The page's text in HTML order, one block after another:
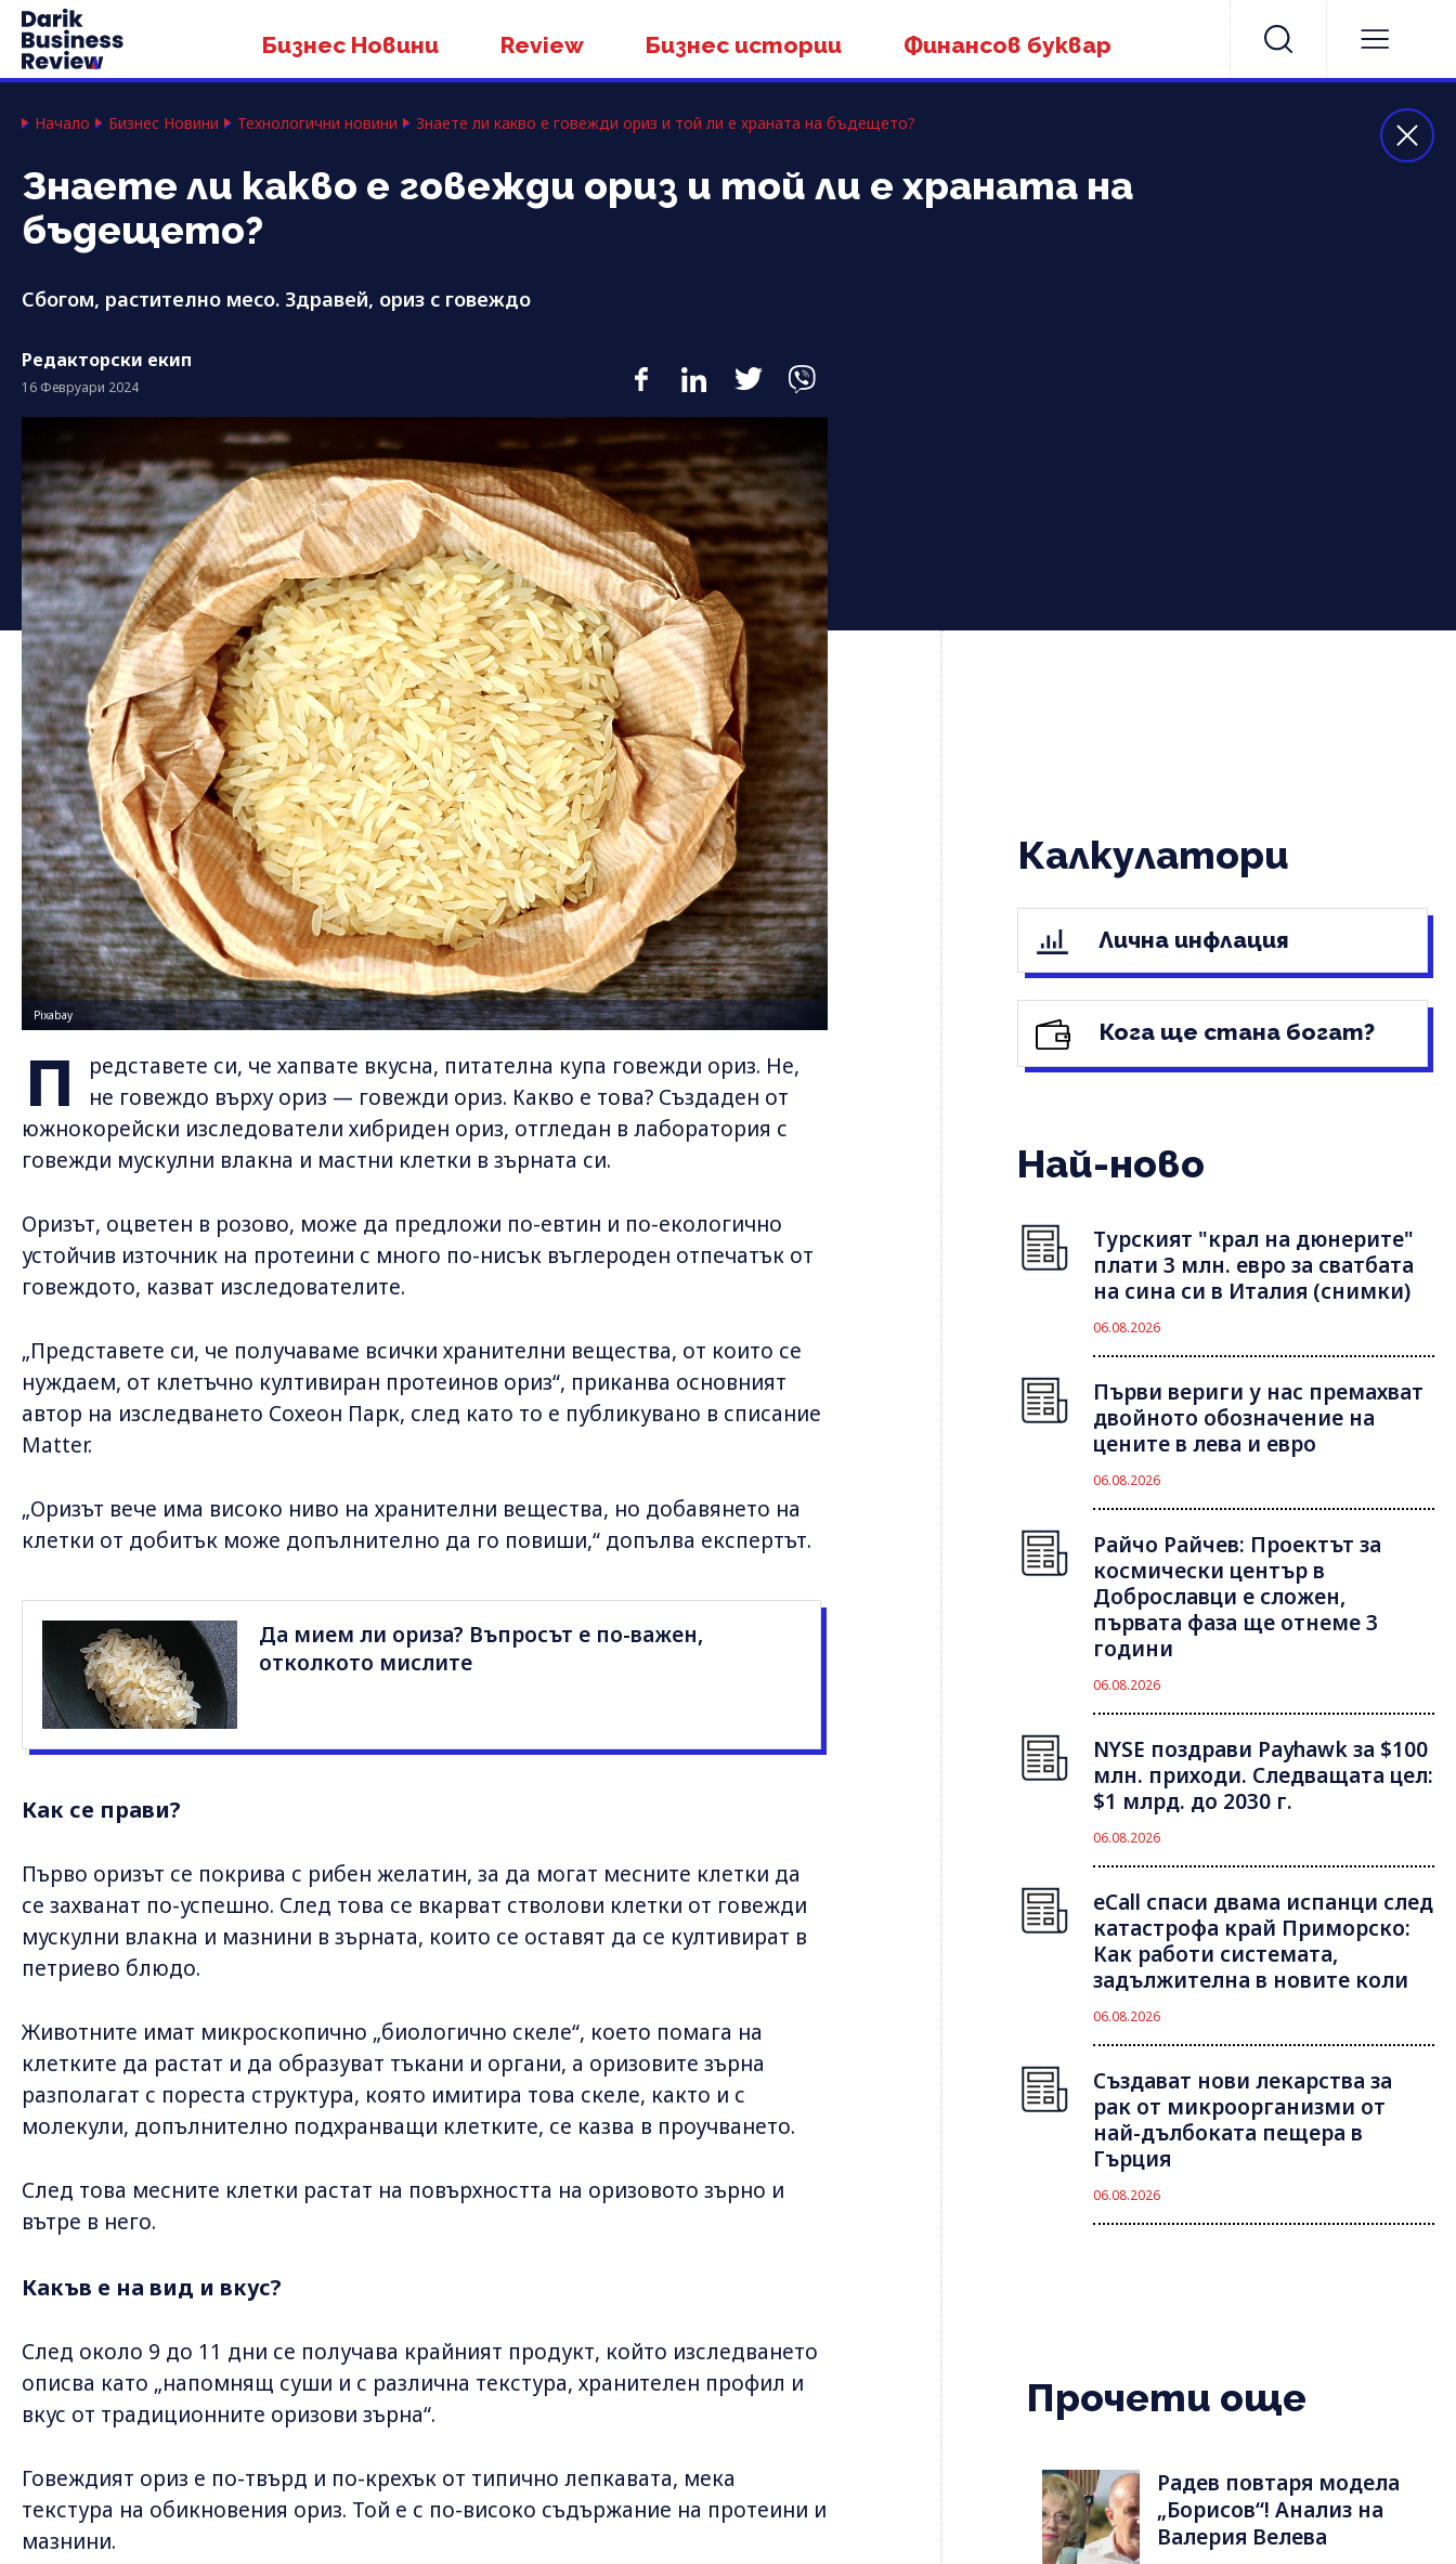
Бизнес Новини Review Бизнес истории Финансов буквар
Начало Бизнес Новини Технологични новини Знаете ли какво е говежди ориз и той ли е храната на бъдещето?
Знаете ли какво е говежди ориз и той ли е храната на
бъдещето?
Сбогом, растително месо. Здравей, ориз с говеждо
Редакторски екип
16 Февруари 2024
Pixabay
П
редставете си, че хапвате вкусна, питателна купа говежди ориз. Не,
не говеждо върху ориз — говежди ориз. Какво е това? Създаден от
южнокорейски изследователи хибриден ориз, отгледан в лаборатория с
говежди мускулни влакна и мастни клетки в зърната си.
Оризът, оцветен в розово, може да предложи по-евтин и по-екологично
устойчив източник на протеини с много по-нисък въглероден отпечатък от
говеждото, казват изследователите.
„Представете си, че получаваме всички хранителни вещества, от които се
нуждаем, от клетъчно култивиран протеинов ориз“, приканва основният
автор на изследването Сохеон Парк, след като то е публикувано в списание
Matter.
„Оризът вече има високо ниво на хранителни вещества, но добавянето на
клетки от добитък може допълнително да го повиши,“ допълва експертът.
Да мием ли ориза? Въпросът е по-важен,
отколкото мислите
Как се прави?
Първо оризът се покрива с рибен желатин, за да могат месните клетки да
се захванат по-успешно. След това се вкарват стволови клетки от говежди
мускулни влакна и мазнини в зърната, които се оставят да се култивират в
петриево блюдо.
Животните имат микроскопично „биологично скеле“, което помага на
клетките да растат и да образуват тъкани и органи, а оризовите зърна
разполагат с пореста структура, която имитира това скеле, както и с
молекули, допълнително подхранващи клетките, се казва в проучването.
След това месните клетки растат на повърхността на оризовото зърно и
вътре в него.
Какъв е на вид и вкус?
След около 9 до 11 дни се получава крайният продукт, който изследването
описва като „напомнящ суши и с различна текстура, хранителен профил и
вкус от традиционните оризови зърна“.
Говеждият ориз е по-твърд и по-крехък от типично лепкавата, мека
текстура на обикновения ориз. Той е с по-високо съдържание на протеини и
мазнини.
Калкулатори
Лична инфлация
Кога ще стана богат?
Най-ново
Турският "крал на дюнерите"
плати 3 млн. евро за сватбата
на сина си в Италия (снимки)
06.08.2026
Първи вериги у нас премахват
двойното обозначение на
цените в лева и евро
06.08.2026
Райчо Райчев: Проектът за
космически център в
Доброславци е сложен,
първата фаза ще отнеме 3
години
06.08.2026
NYSE поздрави Payhawk за $100
млн. приходи. Следващата цел:
$1 млрд. до 2030 г.
06.08.2026
eCall спаси двама испанци след
катастрофа край Приморско:
Как работи системата,
задължителна в новите коли
06.08.2026
Създават нови лекарства за
рак от микроорганизми от
най-дълбоката пещера в
Гърция
06.08.2026
Прочети още
Радев повтаря модела
„Борисов“! Анализ на
Валерия Велева